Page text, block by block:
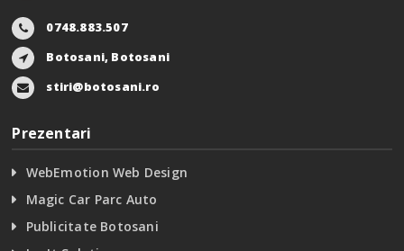
0748.883.507
Botosani, Botosani
stiri@botosani.ro
Prezentari
WebEmotion Web Design
Magic Car Parc Auto
Publicitate Botosani